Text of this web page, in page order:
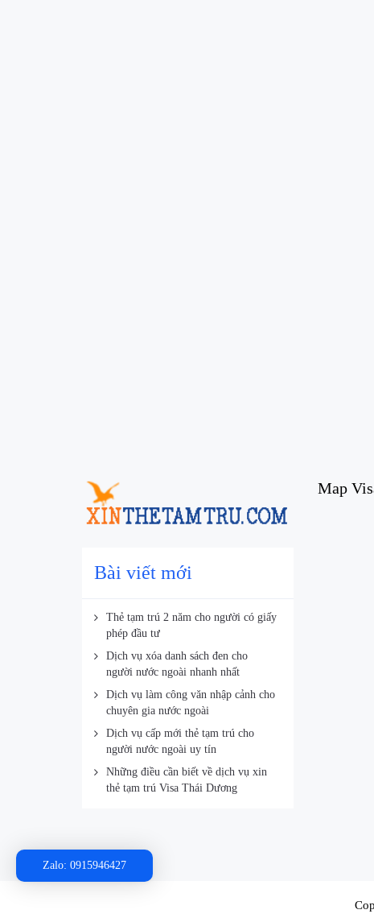
Bài viết mới
Thẻ tạm trú 2 năm cho người có giấy
phép đầu tư
Dịch vụ xóa danh sách đen cho
người nước ngoài nhanh nhất
Dịch vụ làm công văn nhập cảnh cho
chuyên gia nước ngoài
Dịch vụ cấp mới thẻ tạm trú cho
người nước ngoài uy tín
Những điều cần biết về dịch vụ xin
thẻ tạm trú Visa Thái Dương
Map
Zalo: 0915946427